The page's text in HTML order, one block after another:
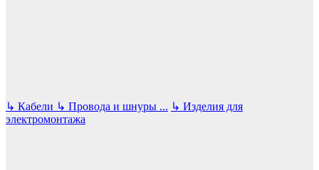
↳ Кабели ↳ Провода и шнуры ... ↳ Изделия для
электромонтажа